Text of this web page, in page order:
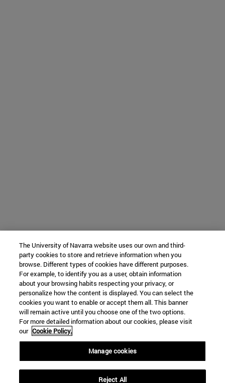
The University of Navarra website uses our own and third-
party cookies to store and retrieve information when you
browse. Different types of cookies have different purposes.
For example, to identify you as a user, obtain information
about your browsing habits respecting your privacy, or
personalize how the content is displayed. You can select the
cookies you want to enable or accept them all. This banner
will remain active until you choose one of the two options.
For more detailed information about our cookies, please visit
our Cookie Policy.
Manage cookies
Reject All